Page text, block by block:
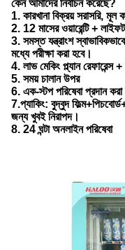
কেন আমাদের নির্বাচন করেছে?
1. কারখানা বিক্রয় সরাসরি, মূল
2. 12 মাসের ওয়ারেন্টি +
3. সমস্ত যন্ত্রাংশ
মধ্যে পরীক্ষা করা হবে।
4. লাভ মেকিং প্ল্যান
5. সময় চালান উপর
6. এক-স্টপ পরিষেবা প্রদান
7.প্যাকিং: বুদ্বুদ
জন্য খুবই নিরাপদ।
8. 24 ঘন্টা অনলাইন পরিষেবা